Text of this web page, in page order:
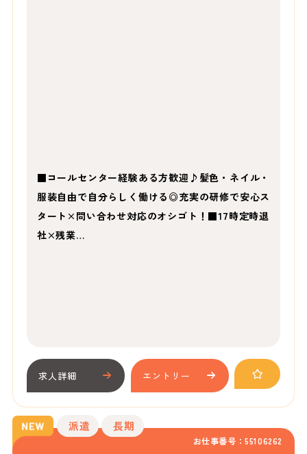
■コールセンター経験ある方歓迎♪髪色・ネイル・
服装自由で自分らしく働ける◎充実の研修で安心ス
タート×問い合わせ対応のオシゴト！■17時定時退
社×残業…
求人詳細 エントリー
お仕事番号：55106262
派遣 長期